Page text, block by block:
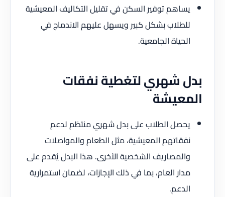
يساهم توفير السكن في تقليل التكاليف المعيشية
للطلاب بشكل كبير ويسهل عليهم الاندماج في
الحياة الجامعية.
بدل شهري لتغطية نفقات
المعيشة
يحصل الطلاب على بدل شهري منتظم لدعم
نفقاتهم المعيشية، مثل الطعام والمواصلات
والمصاريف الشخصية الأخرى. هذا البدل يُقدم على
مدار العام، بما في ذلك الإجازات، لضمان استمرارية
الدعم.